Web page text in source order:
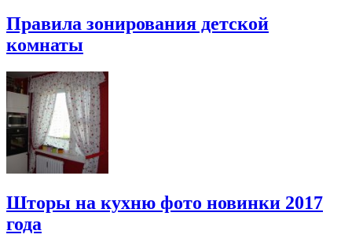
Правила зонирования детской
комнаты
Шторы на кухню фото новинки 2017
года